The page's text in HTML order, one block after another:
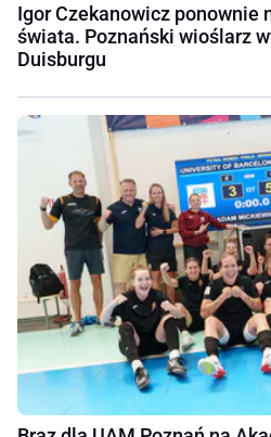
Igor Czekanowicz ponownie
świata. Poznański wioślarz
Duisburgu